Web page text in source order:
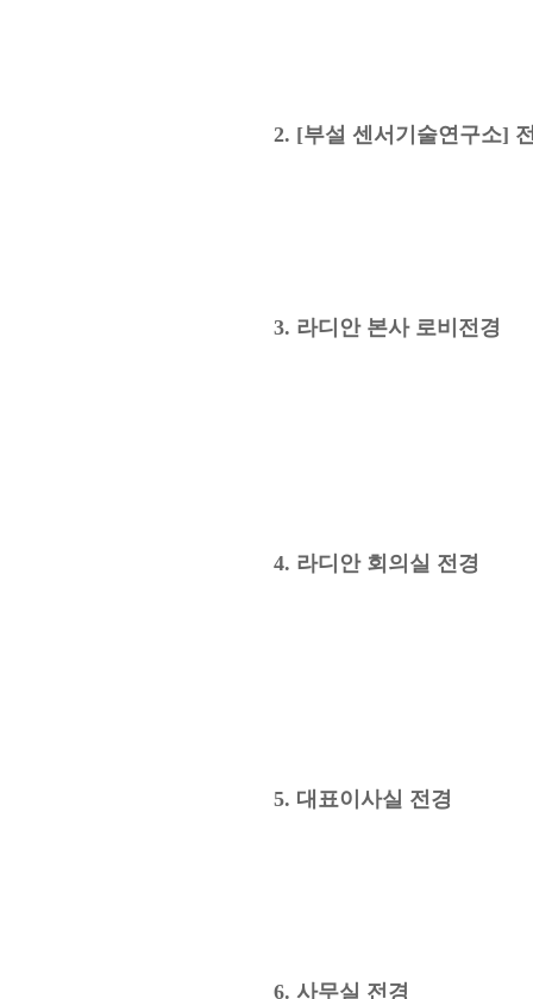
2. [부설 센서기술연구소]
3. 라디안 본사 로비전경
4. 라디안 회의실 전경
5. 대표이사실 전경
6. 사무실 전경